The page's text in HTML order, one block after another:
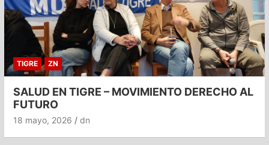
TIGRE ZN
SALUD EN TIGRE – MOVIMIENTO DERECHO AL
FUTURO
18 mayo, 2026 dn